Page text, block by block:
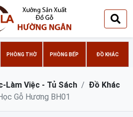
PHÒNG THỜ PHÒNG BẾP ĐỒ KHÁC
Làm Việc - Tủ Sách
Đồ Khác
Gỗ Hương BH01